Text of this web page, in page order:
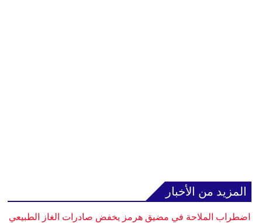
المزيد من الأخبار
اضطراب الملاحة في مضيق هرمز يخفض صادرات الغاز الطبيعي